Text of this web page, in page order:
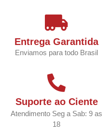
Entrega Garantida
Enviamos para todo Brasil
Suporte ao Ciente
Atendimento Seg a Sab: 9 as
18